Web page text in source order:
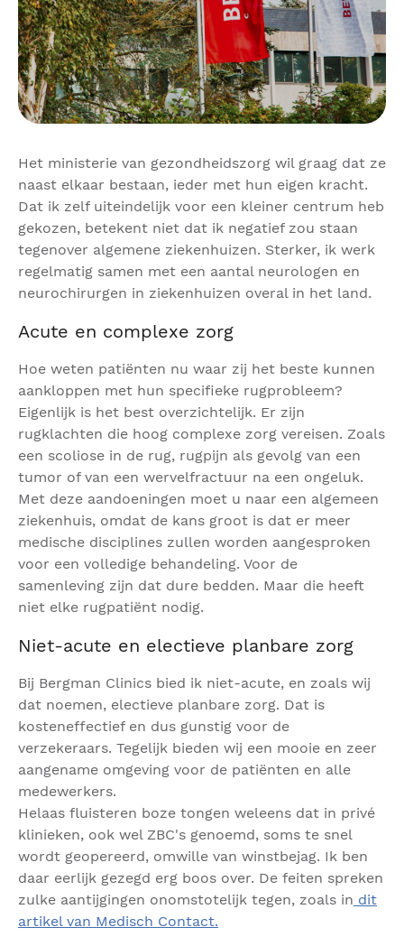
Het ministerie van gezondheidszorg wil graag dat ze
naast elkaar bestaan, ieder met hun eigen kracht.
Dat ik zelf uiteindelijk voor een kleiner centrum heb
gekozen, betekent niet dat ik negatief zou staan
tegenover algemene ziekenhuizen. Sterker, ik werk
regelmatig samen met een aantal neurologen en
neurochirurgen in ziekenhuizen overal in het land.
Acute en complexe zorg
Hoe weten patiënten nu waar zij het beste kunnen
aankloppen met hun specifieke rugprobleem?
Eigenlijk is het best overzichtelijk. Er zijn
rugklachten die hoog complexe zorg vereisen. Zoals
een scoliose in de rug, rugpijn als gevolg van een
tumor of van een wervelfractuur na een ongeluk.
Met deze aandoeningen moet u naar een algemeen
ziekenhuis, omdat de kans groot is dat er meer
medische disciplines zullen worden aangesproken
voor een volledige behandeling. Voor de
samenleving zijn dat dure bedden. Maar die heeft
niet elke rugpatiënt nodig.
Niet-acute en electieve planbare zorg
Bij Bergman Clinics bied ik niet-acute, en zoals wij
dat noemen, electieve planbare zorg. Dat is
kosteneffectief en dus gunstig voor de
verzekeraars. Tegelijk bieden wij een mooie en zeer
aangename omgeving voor de patiënten en alle
medewerkers.
Helaas fluisteren boze tongen weleens dat in privé
klinieken, ook wel ZBC's genoemd, soms te snel
wordt geopereerd, omwille van winstbejag. Ik ben
daar eerlijk gezegd erg boos over. De feiten spreken
zulke aantijgingen onomstotelijk tegen, zoals in dit
artikel van Medisch Contact.